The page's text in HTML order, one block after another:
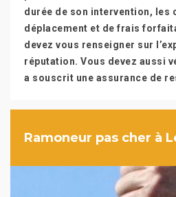
durée de son intervention, les
déplacement et de frais
devez vous renseigner sur
réputation. Vous devez aussi
a souscrit une assurance de
Ramoneur pas cher à